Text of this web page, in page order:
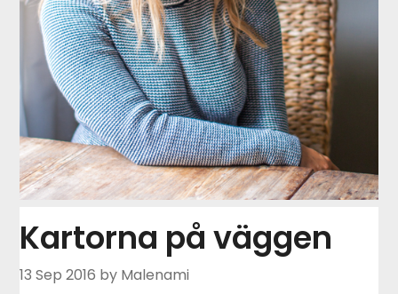
Kartorna på väggen
13 Sep 2016 by Malenami